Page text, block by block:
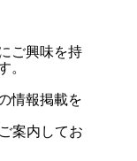
ご興味を持
。
情報掲載を
案内してお